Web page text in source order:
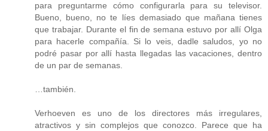
para preguntarme cómo configurarla para su televisor.
Bueno, bueno, no te líes demasiado que mañana tienes
que trabajar. Durante el fin de semana estuvo por allí Olga
para hacerle compañía. Si lo veis, dadle saludos, yo no
podré pasar por allí hasta llegadas las vacaciones, dentro
de un par de semanas.
…también.
Verhoeven es uno de los directores más irregulares,
atractivos y sin complejos que conozco. Parece que ha